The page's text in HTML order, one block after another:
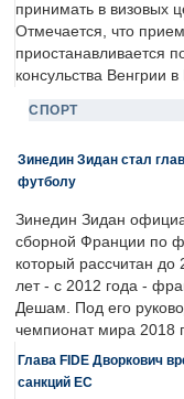
принимать в визовых
Отмечается, что
приостанавливается
консульства Венгрии в
СПОРТ
Зинедин Зидан стал
футболу
Зинедин Зидан
сборной Франции по
который рассчитан до
лет - с 2012 года -
Дешам. Под его
чемпионат мира 2018
Глава FIDE Дворкович
санкций ЕС